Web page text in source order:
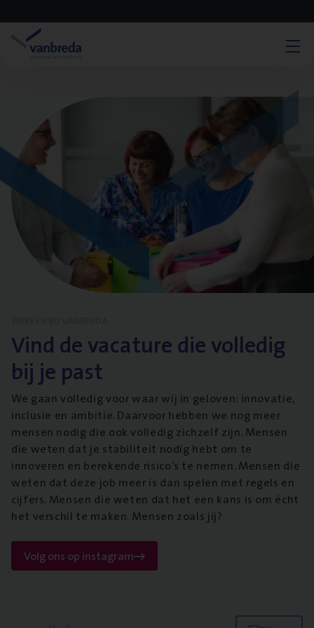
Vind de vacature die volledig
bij je past
We gaan volledig voor waar wij in geloven: innovatie,
inclusie en ambitie. Daarvoor hebben we nog meer
mensen nodig die ook volledig zichzelf zijn. Mensen
die weten dat je stabiliteit nodig hebt om te
innoveren en berekende risico’s te nemen. Mensen die
weten dat deze job meer is dan spelen met regels en
cijfers. Mensen die weten dat het een kans is om écht
het verschil te maken. Mensen zoals jij?
Volg ons op instagram